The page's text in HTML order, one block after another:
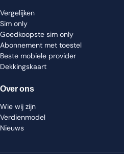
Vergelijken
Sim only
Goedkoopste sim only
Abonnement met toestel
Beste mobiele provider
Dekkingskaart
Over ons
Wie wij zijn
Verdienmodel
Nieuws